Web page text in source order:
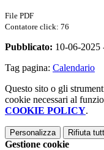
File PDF
Contatore click: 76
Pubblicato: 10-06-2025
Tag pagina: Calendario
Questo sito o gli
cookie necessari al
COOKIE POLICY.
Personalizza Rifiuta
Gestione cookie